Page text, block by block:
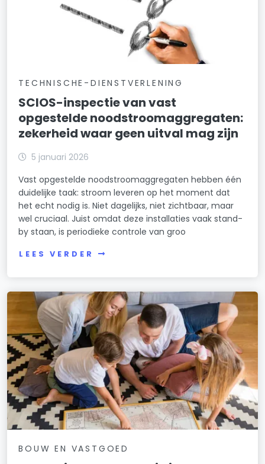
TECHNISCHE-DIENSTVERLENING
SCIOS-inspectie van vast
opgestelde noodstroomaggregaten:
zekerheid waar geen uitval mag zijn
5 januari 2026
Vast opgestelde noodstroomaggregaten hebben één
duidelijke taak: stroom leveren op het moment dat
het echt nodig is. Niet dagelijks, niet zichtbaar, maar
wel cruciaal. Juist omdat deze installaties vaak stand-
by staan, is periodieke controle van groo
LEES VERDER
BOUW EN VASTGOED